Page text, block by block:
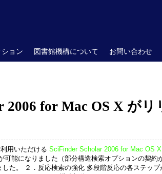
ション 図書館機構について お問い合わせ
2006 for Mac OS X が
用いただける SciFinder Scholar 2006 for Mac OS X
可能になりました（部分構造検索オプションの契
た。 ２．反応検索の強化 多段階反応の各ステッ